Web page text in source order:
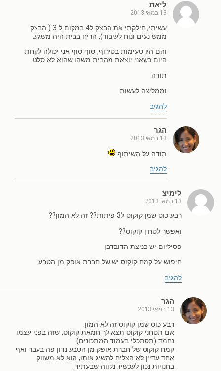
ליאת
13 במאי 2013
עשיתי, חילקתי את הבצק ל4 במקום ל 3 ( הבצק
ממש נעים ונוח לעיבוד), הריח בבית היה משגע.
והם היו טעימות בטירוף, סוף סוף אני יכולה לקחת
היום כשאני יוצאת מהבית משהו שהוא לא סלט.
תודה
וממליצה לעשות
להגיב
הגר
13 במאי 2013
תודה על השיתוף
להגיב
לימיצ
13 במאי 2013
רבע כוס שמן קוקוס ל3 פיתות?? זה לא המון??
ואפשר לטחון קוקוס??
פסיליום יש בניצת הדובדבן
חיפוש על קמח קוקוס יש של חברת אופק מן הטבע
להגיב
הגר
13 במאי 2013
רבע כוס שמן קוקוס זה לא המון.
אם תטחני קוקוס תצא לך חמאת קוקוס, שזה בפני עצמו
נחמד (תסתכלי בעמוד המתכונים)
קמח קוקוס של חברת אופק מן הטבע נדון פה בעבר ואף
אחד עדיין לא הצליח להשיג אותו, הוא לא משווק
בחנויות נכון לעכשיו. נקווה שבעתיד.